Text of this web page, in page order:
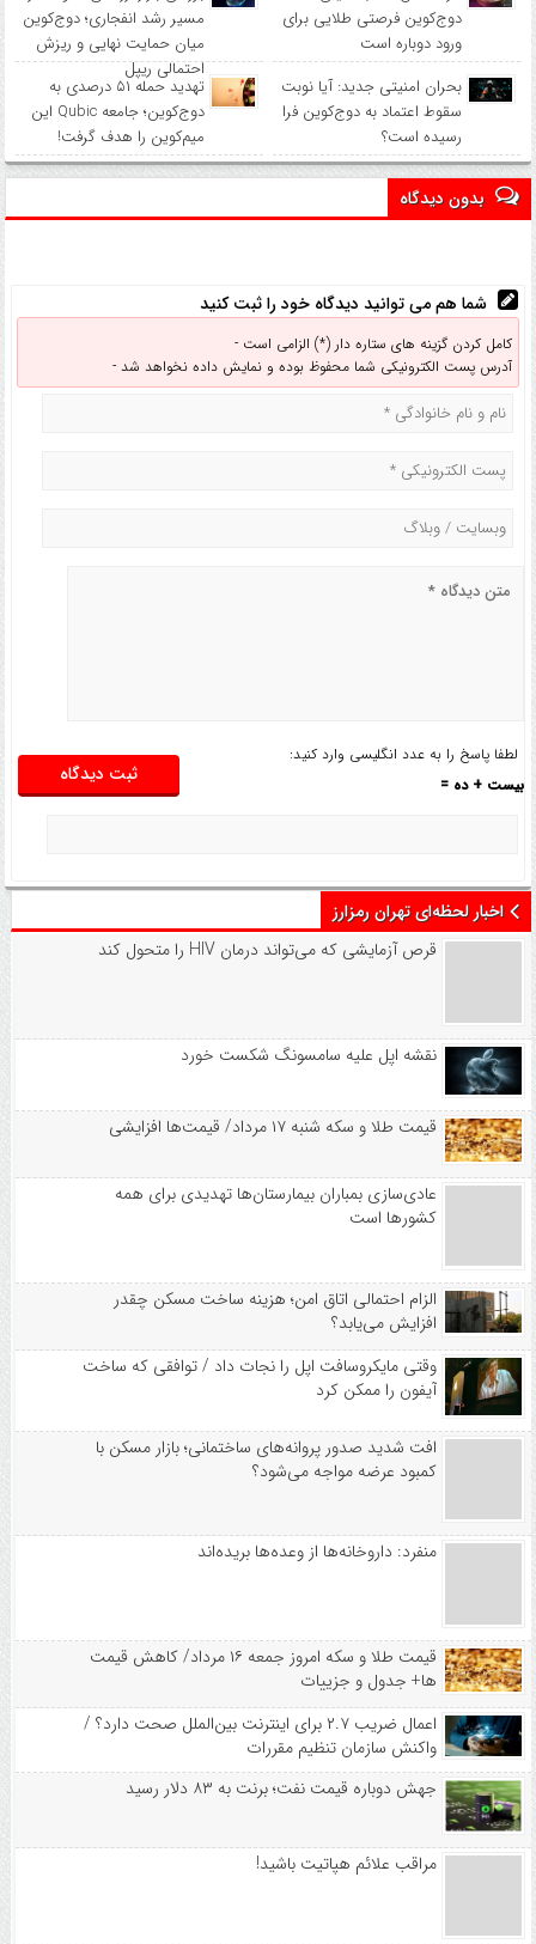
دوج‌کوین فرصتی طلایی برای
ورود دوباره است
مسیر رشد انفجاری؛ دوج‌کوین
میان حمایت نهایی و ریزش
احتمالی ریپل
بحران امنیتی جدید: آیا نوبت
سقوط اعتماد به دوج‌کوین فرا
رسیده است؟
تهدید حمله ۵۱ درصدی به
دوج‌کوین؛ جامعه Qubic این
میم‌کوین را هدف گرفت!
بدون دیدگاه
شما هم می توانید دیدگاه خود را ثبت کنید
کامل کردن گزینه های ستاره دار (*) الزامی است -
آدرس پست الکترونیکی شما محفوظ بوده و نمایش داده نخواهد شد -
لطفا پاسخ را به عدد انگلیسی وارد کنید:
بیست + ده =
اخبار لحظه‌ای تهران رمزارز
قرص آزمایشی که می‌تواند درمان HIV را متحول کند
نقشه اپل علیه سامسونگ شکست خورد
قیمت طلا و سکه شنبه ۱۷ مرداد/ قیمت‌ها افزایشی
عادی‌سازی بمباران بیمارستان‌ها تهدیدی برای همه
کشورها است
الزام احتمالی اتاق امن؛ هزینه ساخت مسکن چقدر
افزایش می‌یابد؟
وقتی مایکروسافت اپل را نجات داد / توافقی که ساخت
آیفون را ممکن کرد
افت شدید صدور پروانه‌های ساختمانی؛ بازار مسکن با
کمبود عرضه مواجه می‌شود؟
منفرد: داروخانه‌ها از وعده‌ها بریده‌اند
قیمت طلا و سکه امروز جمعه ۱۶ مرداد/ کاهش قیمت
ها+ جدول و جزییات
اعمال ضریب ۲.۷ برای اینترنت بین‌الملل صحت دارد؟ /
واکنش سازمان تنظیم مقررات
جهش دوباره قیمت نفت؛ برنت به ۸۳ دلار رسید
مراقب علائم هپاتیت باشید!